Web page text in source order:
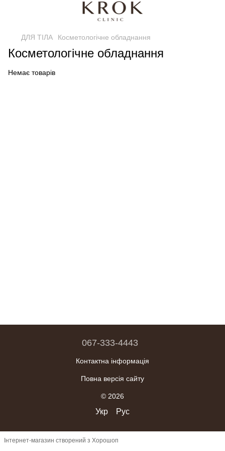
ДЛЯ ТІЛА Косметологічне обладнання
Косметологічне обладнання
Немає товарів
067-333-4443
Контактна інформація
Повна версія сайту
© 2026
Укр Рус
Інтернет-магазин створений з Хорошоп